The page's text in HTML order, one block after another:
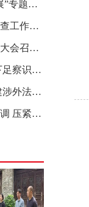
自治区政协召开“推动向海经济高质量发展”专题调研座谈会 钱学明出席并讲话
孙大伟到南宁督导检查地质灾害隐患大排查工作时强调 筑牢地质灾害安全防线 全力保障人民群众生命财产安全
中共政协广西壮族自治区委员会机关党员大会召开 选举产生新一届机关党委、机关纪委
孙大伟在自治区政协专题协商会上指出 下足察识谋督之功 恪尽服务大局之责 助推有色金属、关键金属产业高质量发展
巫家世在南宁、北海调研时提出 加快构建涉外法律供给集群 护航向海经济高质量发展
孙大伟到南宁督导检查安全生产工作时强调 压紧压实责任 狠抓隐患整治 坚决筑牢安全生产防线